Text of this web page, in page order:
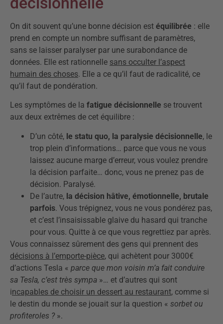
On dit souvent qu’une bonne décision est équilibrée : elle
prend en compte un nombre suffisant de paramètres,
sans se laisser paralyser par une surabondance de
données. Elle est rationnelle sans occulter l’aspect
humain des choses. Elle a ce qu’il faut de radicalité, ce
qu’il faut de pondération.
Les symptômes de la fatigue décisionnelle se trouvent
aux deux extrêmes de cet équilibre :
D’un côté, le statu quo, la paralysie décisionnelle, le
trop plein d’informations… parce que vous ne vous
laissez aucune marge d’erreur, vous voulez prendre
la décision parfaite… donc, vous ne prenez pas de
décision. Paralysé.
De l’autre, la décision hâtive, émotionnelle, brutale
parfois. Vous trépignez, vous ne vous pondérez pas,
et c’est l’insaisissable glaive du hasard qui tranche
pour vous. Quitte à ce que vous regrettiez par après.
Vous connaissez sûrement des gens qui prennent des
décisions à l’emporte-pièce, qui achètent pour 3000€
d’actions Tesla « parce que mon voisin m’a fait conduire
sa Tesla, c’est très sympa »… et d’autres qui sont
incapables de choisir un dessert au restaurant, comme si
le destin du monde se jouait sur la question « sorbet ou
profiteroles ? ».